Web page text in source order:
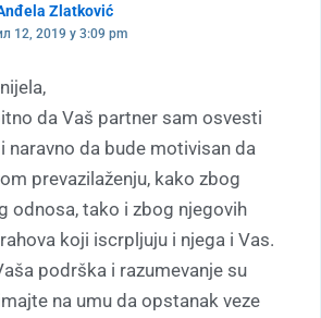
Zlatković
12, 2019 у 3:09 pm
da Vaš partner sam osvesti
naravno da bude motivisan da
prevazilaženju, kako zbog
odnosa, tako i zbog njegovih
koji iscrpljuju i njega i Vas.
podrška i razumevanje su
na umu da opstanak veze